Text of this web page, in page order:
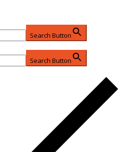
Search Button
Search Button